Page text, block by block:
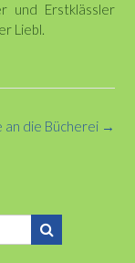
und Erstklässler
Liebl.
an die Bücherei →